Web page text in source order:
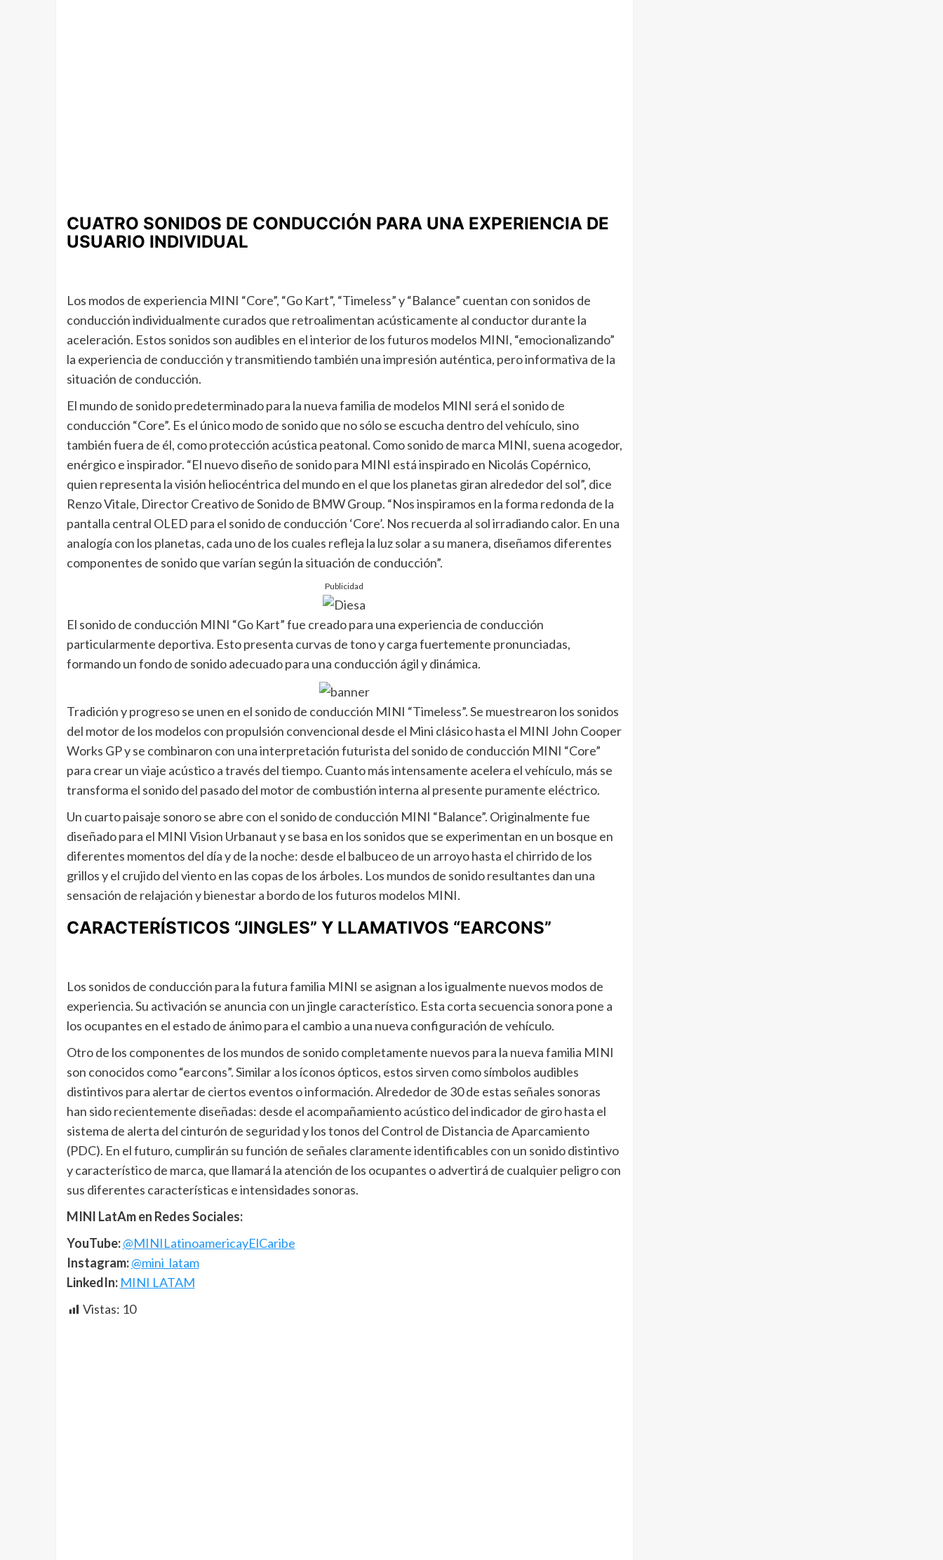
CUATRO SONIDOS DE CONDUCCIÓN PARA UNA EXPERIENCIA DE
USUARIO INDIVIDUAL
Los modos de experiencia MINI “Core”, “Go Kart”, “Timeless” y “Balance” cuentan con sonidos de
conducción individualmente curados que retroalimentan acústicamente al conductor durante la
aceleración. Estos sonidos son audibles en el interior de los futuros modelos MINI, “emocionalizando”
la experiencia de conducción y transmitiendo también una impresión auténtica, pero informativa de la
situación de conducción.
El mundo de sonido predeterminado para la nueva familia de modelos MINI será el sonido de
conducción “Core”. Es el único modo de sonido que no sólo se escucha dentro del vehículo, sino
también fuera de él, como protección acústica peatonal. Como sonido de marca MINI, suena acogedor,
enérgico e inspirador. “El nuevo diseño de sonido para MINI está inspirado en Nicolás Copérnico,
quien representa la visión heliocéntrica del mundo en el que los planetas giran alrededor del sol”, dice
Renzo Vitale, Director Creativo de Sonido de BMW Group. “Nos inspiramos en la forma redonda de la
pantalla central OLED para el sonido de conducción ‘Core’. Nos recuerda al sol irradiando calor. En una
analogía con los planetas, cada uno de los cuales refleja la luz solar a su manera, diseñamos diferentes
componentes de sonido que varían según la situación de conducción”.
Publicidad
El sonido de conducción MINI “Go Kart” fue creado para una experiencia de conducción
particularmente deportiva. Esto presenta curvas de tono y carga fuertemente pronunciadas,
formando un fondo de sonido adecuado para una conducción ágil y dinámica.
Tradición y progreso se unen en el sonido de conducción MINI “Timeless”. Se muestrearon los sonidos
del motor de los modelos con propulsión convencional desde el Mini clásico hasta el MINI John Cooper
Works GP y se combinaron con una interpretación futurista del sonido de conducción MINI “Core”
para crear un viaje acústico a través del tiempo. Cuanto más intensamente acelera el vehículo, más se
transforma el sonido del pasado del motor de combustión interna al presente puramente eléctrico.
Un cuarto paisaje sonoro se abre con el sonido de conducción MINI “Balance”. Originalmente fue
diseñado para el MINI Vision Urbanaut y se basa en los sonidos que se experimentan en un bosque en
diferentes momentos del día y de la noche: desde el balbuceo de un arroyo hasta el chirrido de los
grillos y el crujido del viento en las copas de los árboles. Los mundos de sonido resultantes dan una
sensación de relajación y bienestar a bordo de los futuros modelos MINI.
CARACTERÍSTICOS “JINGLES” Y LLAMATIVOS “EARCONS”
Los sonidos de conducción para la futura familia MINI se asignan a los igualmente nuevos modos de
experiencia. Su activación se anuncia con un jingle característico. Esta corta secuencia sonora pone a
los ocupantes en el estado de ánimo para el cambio a una nueva configuración de vehículo.
Otro de los componentes de los mundos de sonido completamente nuevos para la nueva familia MINI
son conocidos como “earcons”. Similar a los íconos ópticos, estos sirven como símbolos audibles
distintivos para alertar de ciertos eventos o información. Alrededor de 30 de estas señales sonoras
han sido recientemente diseñadas: desde el acompañamiento acústico del indicador de giro hasta el
sistema de alerta del cinturón de seguridad y los tonos del Control de Distancia de Aparcamiento
(PDC). En el futuro, cumplirán su función de señales claramente identificables con un sonido distintivo
y característico de marca, que llamará la atención de los ocupantes o advertirá de cualquier peligro con
sus diferentes características e intensidades sonoras.
MINI LatAm en Redes Sociales:
YouTube:@MINILatinoamericayElCaribe
Instagram: @mini_latam
LinkedIn: MINI LATAM
Vistas: 10